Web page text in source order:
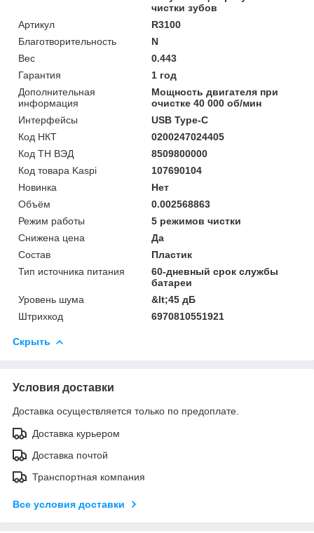
чистки зубов
Артикул
R3100
Благотворительность
N
Вес
0.443
Гарантия
1 год
Дополнительная
информация
Мощность двигателя при
очистке 40 000 об/мин
Интерфейсы
USB Type-C
Код НКТ
0200247024405
Код ТН ВЭД
8509800000
Код товара Kaspi
107690104
Новинка
Нет
Объём
0.002568863
Режим работы
5 режимов чистки
Снижена цена
Да
Состав
Пластик
Тип источника питания
60-дневный срок службы
батареи
Уровень шума
&lt;45 дБ
Штрихкод
6970810551921
Скрыть
Условия доставки
Доставка осуществляется только по предоплате.
Доставка курьером
Доставка почтой
Транспортная компания
Все условия доставки